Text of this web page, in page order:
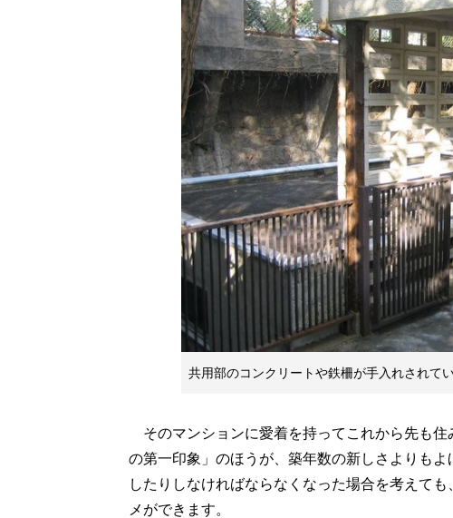
共用部のコンクリートや鉄柵が手入れされて
そのマンションに愛着を持ってこれから先も
の第一印象」のほうが、築年数の新しさよりも
したりしなければならなくなった場合を考えて
メができます。